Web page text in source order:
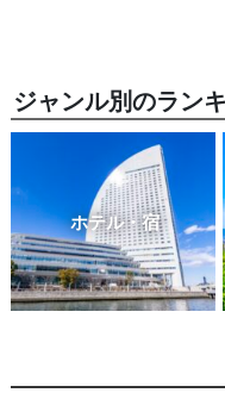
ジャンル別のラン
ホテル・宿